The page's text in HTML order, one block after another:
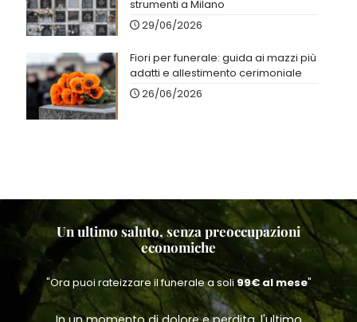
strumenti a Milano
29/06/2026
Fiori per funerale: guida ai mazzi più
adatti e allestimento cerimoniale
26/06/2026
Un ultimo saluto, senza preoccupazioni
economiche
"Ora puoi rateizzare il funerale a soli 99€ al mese"